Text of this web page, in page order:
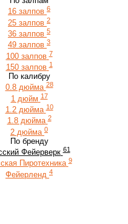
16 залпов 6
25 залпов 2
36 залпов 5
49 залпов 3
100 залпов 7
150 залпов 1
По калибру
0.8 дюйма 28
1 дюйм 17
1.2 дюйма 10
1.8 дюйма 2
2 дюйма 0
По бренду
Фейерверк 61
Пиротехника 9
Фейерленд 4